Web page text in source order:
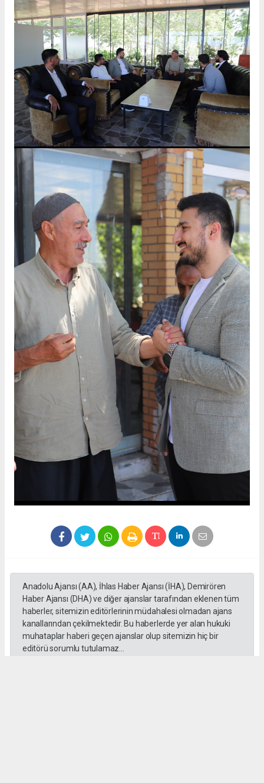
Anadolu Ajansı (AA), İhlas Haber Ajansı (İHA), Demirören
Haber Ajansı (DHA) ve diğer ajanslar tarafından eklenen tüm
haberler, sitemizin editörlerinin müdahalesi olmadan ajans
kanallarından çekilmektedir. Bu haberlerde yer alan hukuki
muhataplar haberi geçen ajanslar olup sitemizin hiç bir
editörü sorumlu tutulamaz...